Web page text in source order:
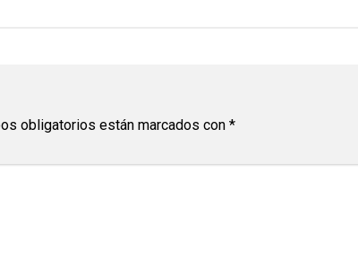
obligatorios están marcados con *